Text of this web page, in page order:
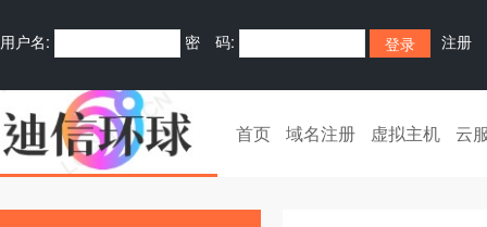
用户名: 密 码: 注册
首页 域名注册 虚拟主机 云